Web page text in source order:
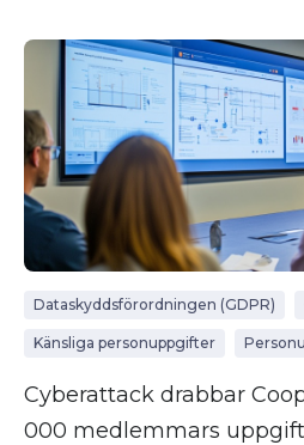
Dataskyddsförordningen (GDPR)
Känsliga personuppgifter
Cyberattack drabbar
000 medlemmars